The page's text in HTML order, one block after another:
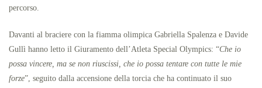
percorso.
Davanti al braciere con la fiamma olimpica Gabriella Spalenza e Davide
Gullì hanno letto il Giuramento dell’Atleta Special Olympics: “Che io
possa vincere, ma se non riuscissi, che io possa tentare con tutte le mie
forze”, seguito dalla accensione della torcia che ha continuato il suo